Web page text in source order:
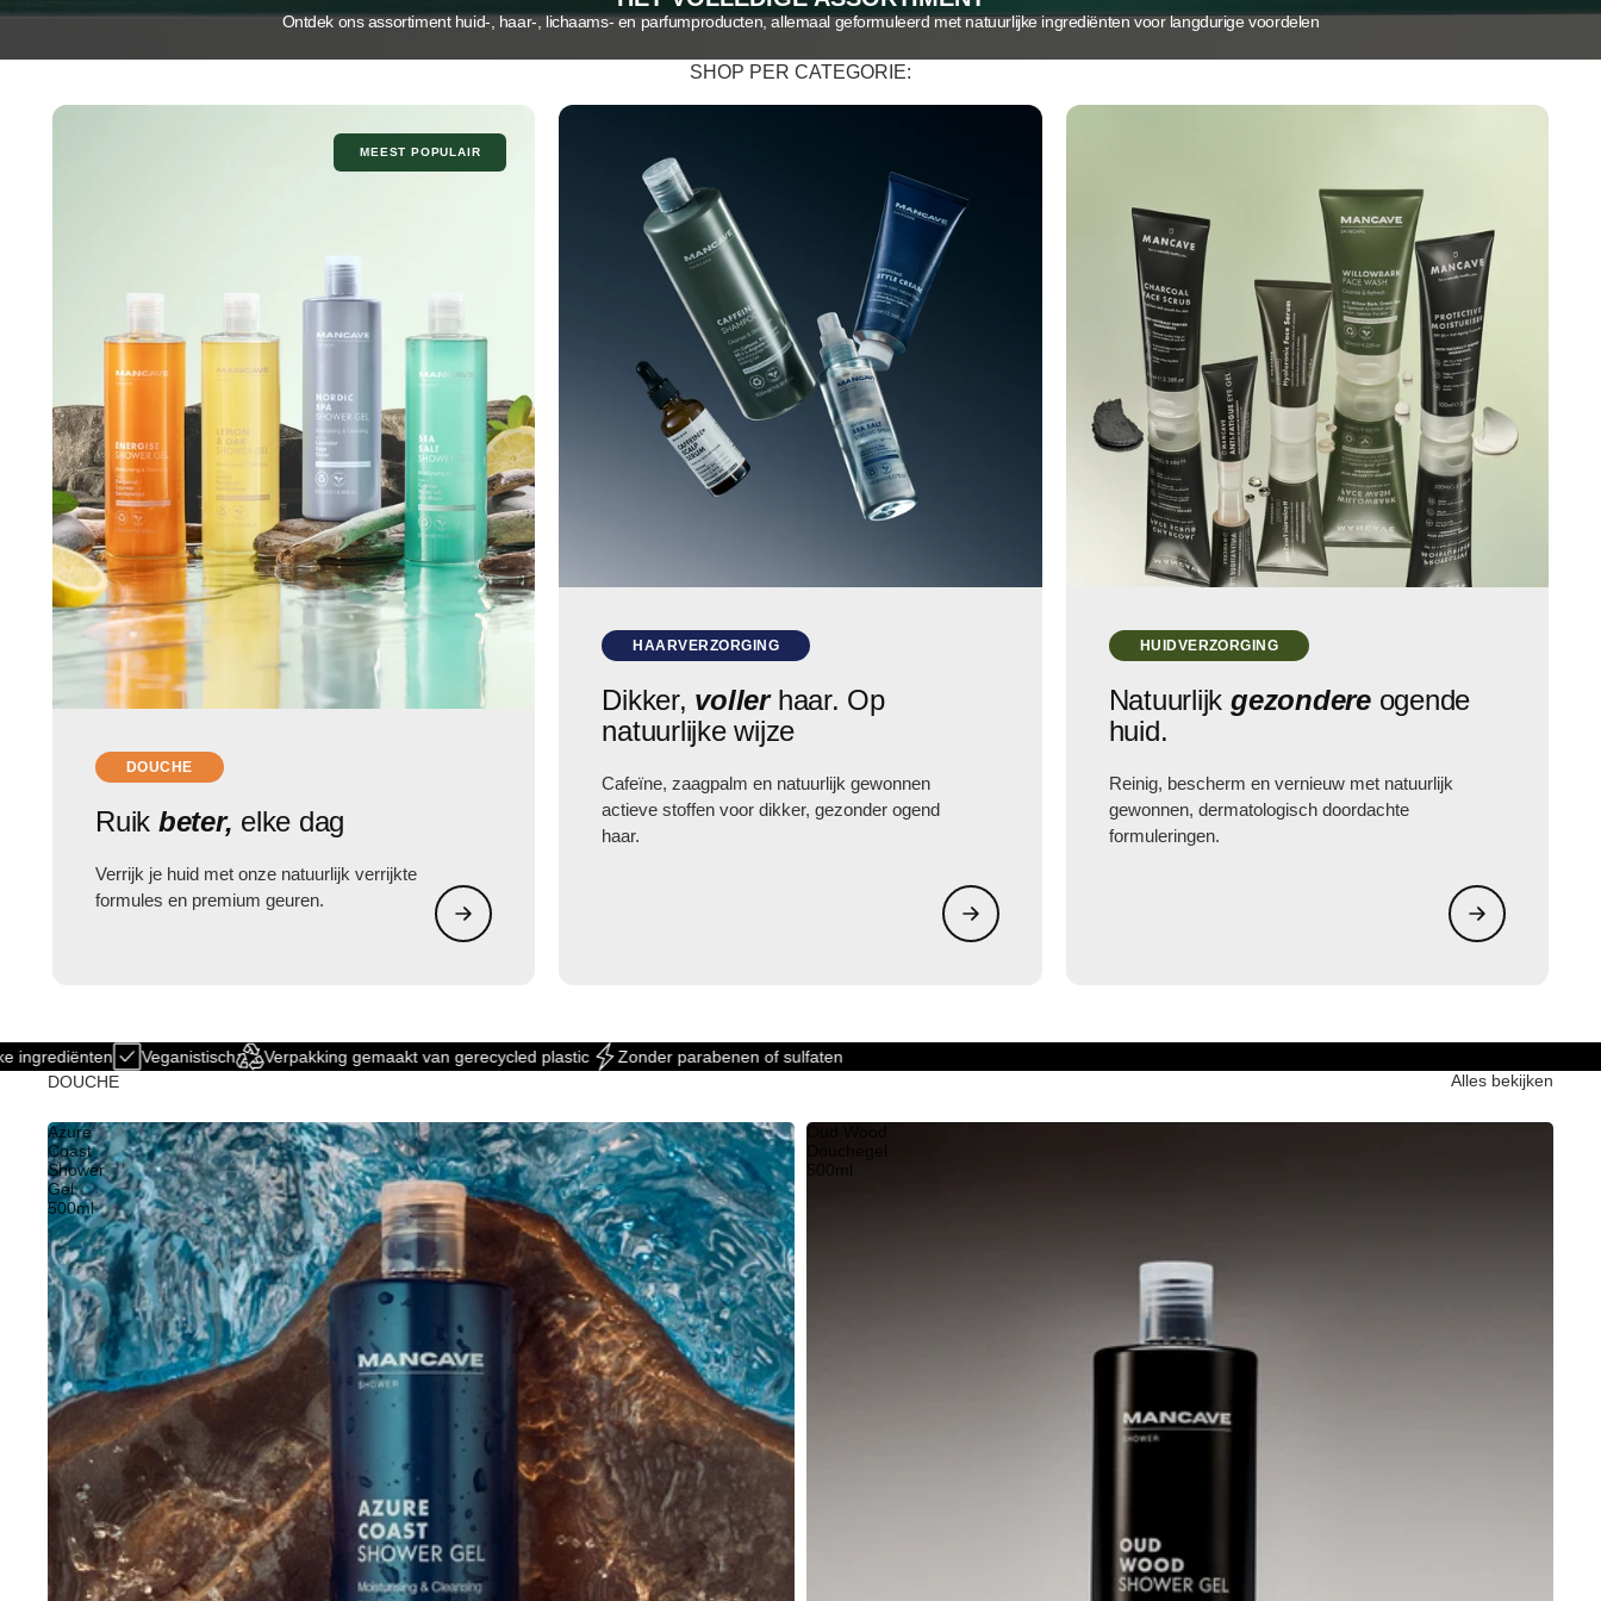
Ontdek ons assortiment huid-, haar-, lichaams- en parfumproducten, allemaal geformuleerd met natuurlijke ingrediënten voor langdurige voordelen
SHOP PER CATEGORIE:
MEEST POPULAIR
DOUCHE
Ruik beter, elke dag
Verrijk je huid met onze natuurlijk verrijkte
formules en premium geuren.
HAARVERZORGING
Dikker, vollerhaar. Op
natuurlijke wijze
Cafeïne, zaagpalm en natuurlijk gewonnen
actieve stoffen voor dikker, gezonder ogend
haar.
HUIDVERZORGING
Natuurlijkgezondereogende
huid.
Reinig, bescherm en vernieuw met natuurlijk
gewonnen, dermatologisch doordachte
formuleringen.
Veganistisch Verpakking gemaakt van gerecycled plastic
Zonder parabenen of sulfaten
DOUCHE
Alles bekijken
Azure
Coast
Shower
Gel
500ml
Oud Wood
500ml